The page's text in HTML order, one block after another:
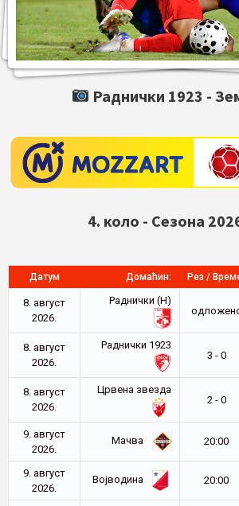
Раднички 1923 -
4. коло - Сезона
Датум Домаћин: Рез /
8. август
2026.
Раднички (Н)
8. август
2026.
Раднички 1923
3 - 0
8. август
2026.
Црвена звезда
2 - 0
9. август
2026.
Мачва 20:00
9. август
2026.
Војводина 20:00